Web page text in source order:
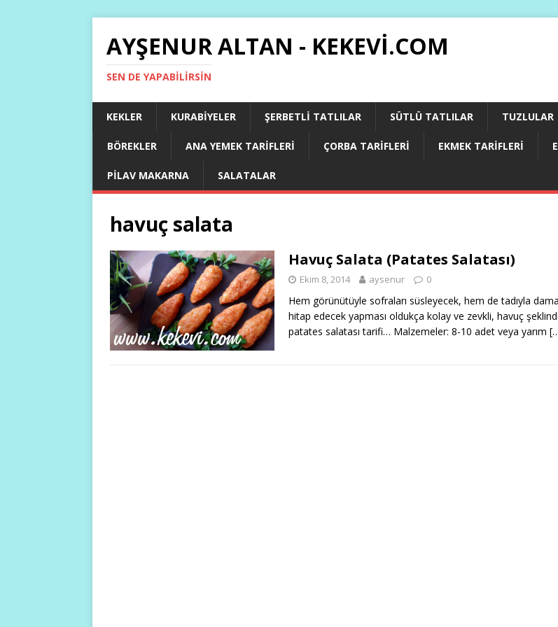
AYŞENUR ALTAN - KEKEVI.COM
SEN DE YAPABILIRSIN
KEKLER KURABIYELER ŞERBETLI TATLILAR SÜTLÜ TATLILAR TUZLULAR
BÖREKLER ANA YEMEK TARIFLERI ÇORBA TARIFLERI EKMEK TARIFLERI
PILAV MAKARNA SALATALAR
havuç salata
Havuç Salata (Patates Salatası)
Ekim 8, 2014 aysenur 0
Hem görünütüyle sofraları süsleyecek, hem de tadıyla
hitap edecek yapması oldukça kolay ve zevkli, havuç
patates salatası tarifi… Malzemeler: 8-10 adet veya yarım